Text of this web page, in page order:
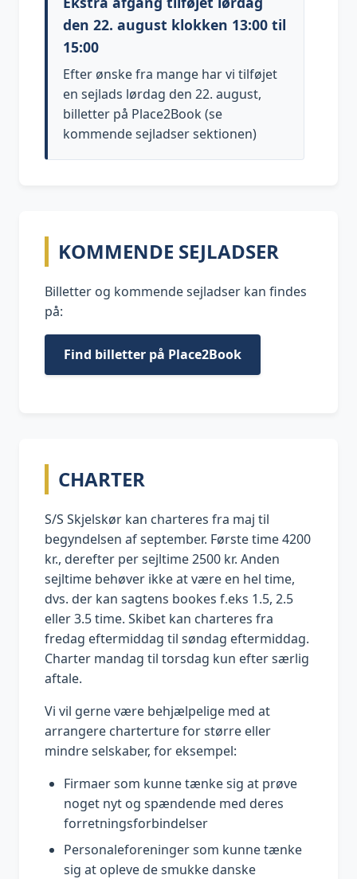
den 22. august klokken 13:00 til
15:00
Efter ønske fra mange har vi tilføjet
en sejlads lørdag den 22. august,
billetter på Place2Book (se
kommende sejladser sektionen)
KOMMENDE SEJLADSER
Billetter og kommende sejladser kan findes
på:
Find billetter på Place2Book
CHARTER
S/S Skjelskør kan charteres fra maj til
begyndelsen af september. Første time 4200
kr., derefter per sejltime 2500 kr. Anden
sejltime behøver ikke at være en hel time,
dvs. der kan sagtens bookes f.eks 1.5, 2.5
eller 3.5 time. Skibet kan charteres fra
fredag eftermiddag til søndag eftermiddag.
Charter mandag til torsdag kun efter særlig
aftale.
Vi vil gerne være behjælpelige med at
arrangere charterture for større eller
mindre selskaber, for eksempel:
Firmaer som kunne tænke sig at prøve
noget nyt og spændende med deres
forretningsforbindelser
Personaleforeninger som kunne tænke
sig at opleve de smukke danske